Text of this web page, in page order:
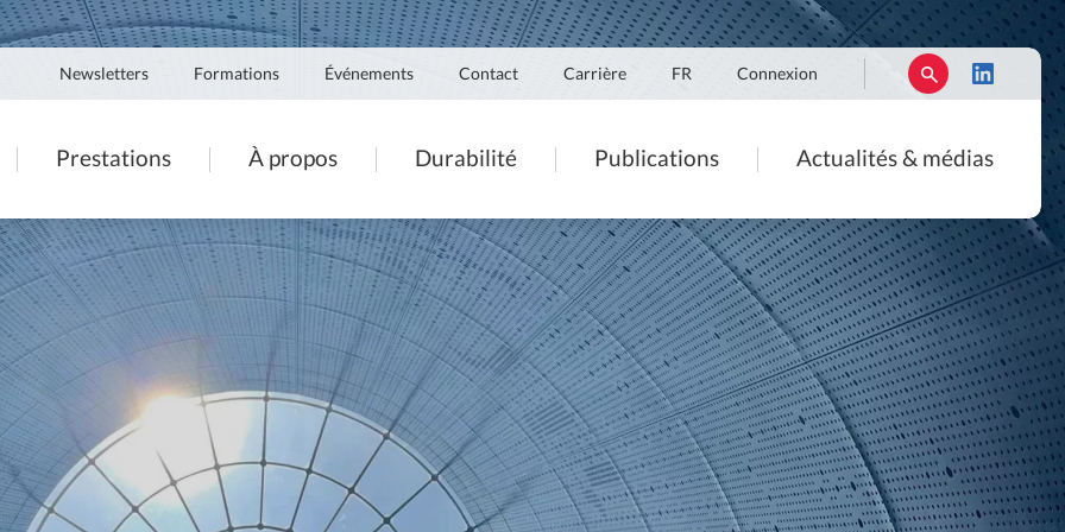
Navigation
secondaire
Newsletters Formations Événements Contact Carrière FR Connexion
Prestations À propos Durabilité Publications Actualités & médias